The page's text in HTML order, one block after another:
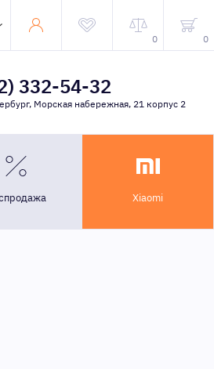
0 0
332-54-32
Морская набережная, 21 корпус 2
Xiaomi